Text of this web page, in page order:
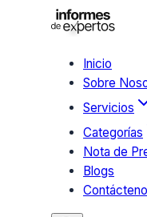
Inicio
Sobre
Servicios
Categorías
Nota de
Blogs